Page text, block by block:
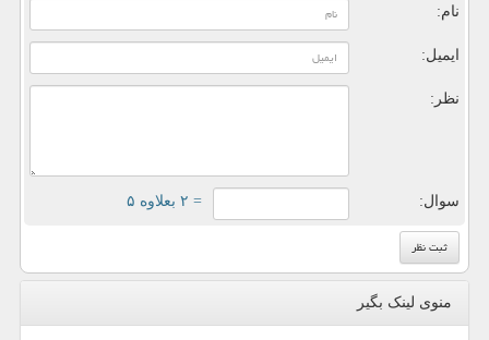
نام:
ایمیل:
نظر:
سوال: = ۲ بعلاوه ۵
منوی لینک بگیر